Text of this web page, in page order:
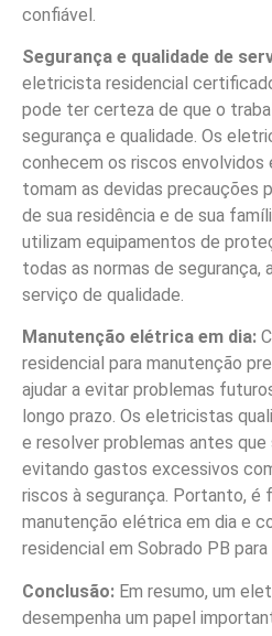
confiável.
Segurança e qualidade de
eletricista residencial
pode ter certeza de que o
segurança e qualidade. Os
conhecem os riscos
tomam as devidas precauções
de sua residência e de sua
utilizam equipamentos de
todas as normas de segurança,
serviço de qualidade.
Manutenção elétrica em dia:
residencial para manutenção
ajudar a evitar problemas
longo prazo. Os eletricistas
e resolver problemas antes que
evitando gastos excessivos
riscos à segurança. Portanto, é
manutenção elétrica em dia e
residencial em Sobrado PB
Conclusão: Em resumo, um
desempenha um papel